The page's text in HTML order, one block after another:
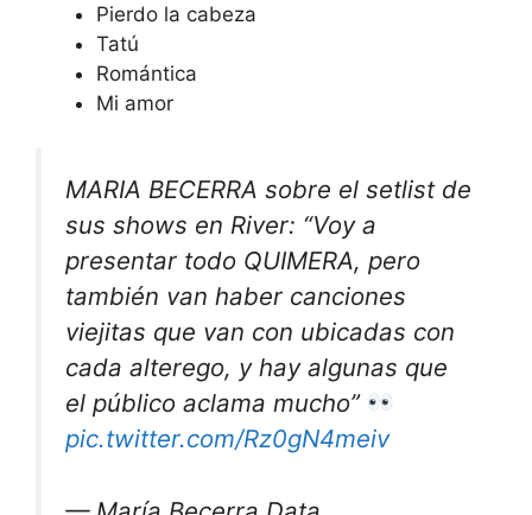
Pierdo la cabeza
Tatú
Romántica
Mi amor
MARIA BECERRA sobre el setlist de
sus shows en River: “Voy a
presentar todo QUIMERA, pero
también van haber canciones
viejitas que van con ubicadas con
cada alterego, y hay algunas que
el público aclama mucho”
pic.twitter.com/Rz0gN4meiv